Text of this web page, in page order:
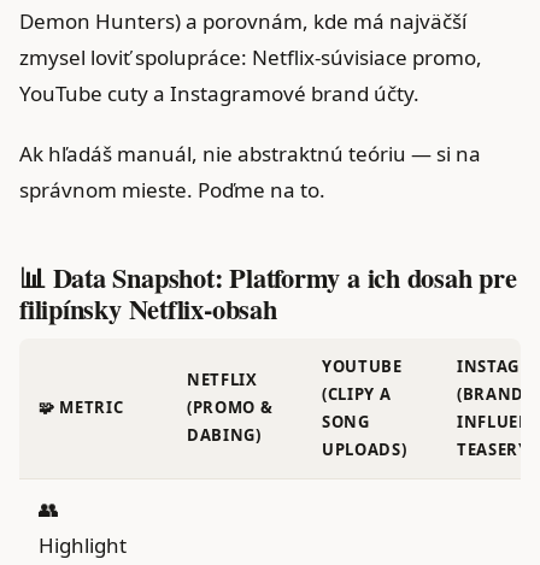
Demon Hunters) a porovnám, kde má najväčší
zmysel loviť spolupráce: Netflix-súvisiace promo,
YouTube cuty a Instagramové brand účty.
Ak hľadáš manuál, nie abstraktnú teóriu — si na
správnom mieste. Poďme na to.
📊 Data Snapshot: Platformy a ich dosah pre
filipínsky Netflix-obsah
🧩 METRIC
NETFLIX
(PROMO &
DABING)
YOUTUBE
(CLIPY A
SONG
UPLOADS)
(BRAND
TEASERY)
👥
Highlight